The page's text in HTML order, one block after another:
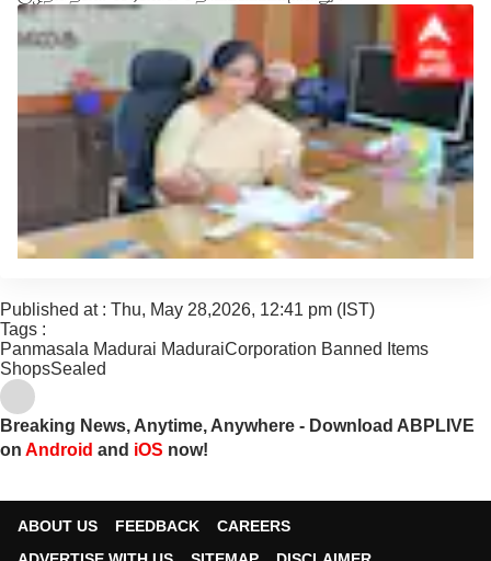
Published at : Thu, May 28,2026, 12:41 pm (IST)
Tags :
Panmasala Madurai MaduraiCorporation Banned Items
ShopsSealed
Breaking News, Anytime, Anywhere - Download ABPLIVE
on Android and iOS now!
ABOUT US FEEDBACK
CAREERS